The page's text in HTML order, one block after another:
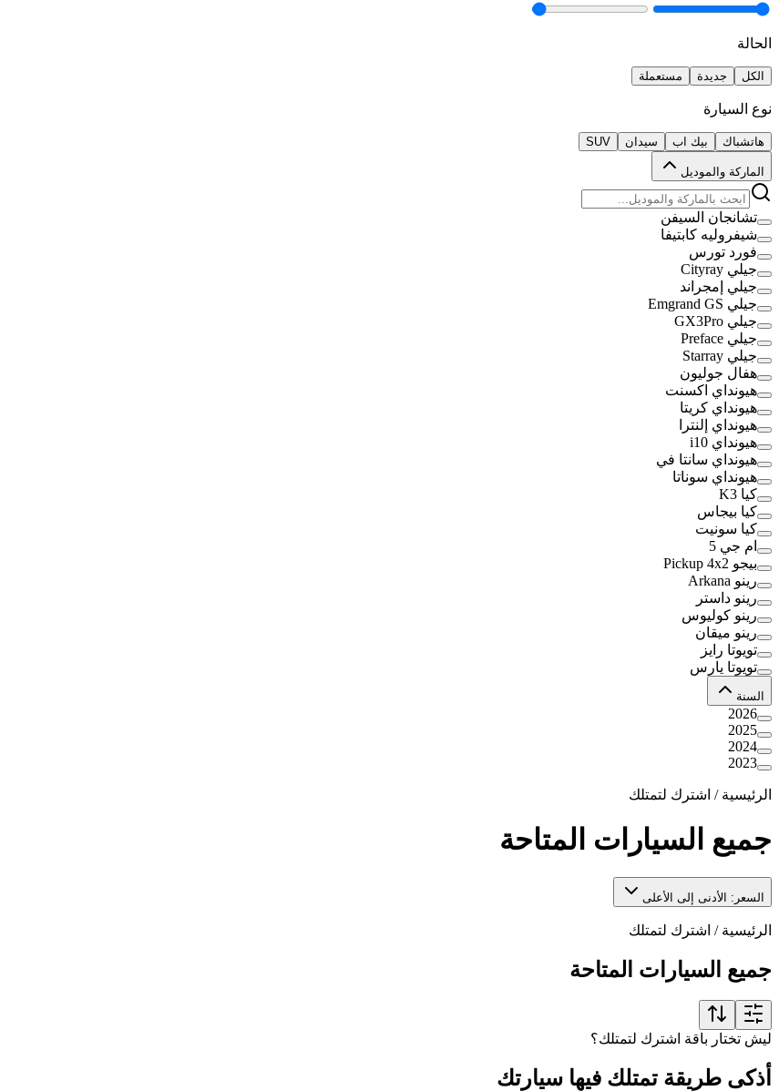
الحالة
الكل جديدة مستعملة
نوع السيارة
هاتشباك بيك اب سيدان SUV
الماركة والموديل
تشانجان السيفن
شيفروليه كابتيفا
فورد تورس
جيلي Cityray
جيلي إمجراند
جيلي Emgrand GS
جيلي GX3Pro
جيلي Preface
جيلي Starray
هفال جوليون
هيونداي اكسنت
هيونداي كريتا
هيونداي إلنترا
هيونداي i10
هيونداي سانتا في
هيونداي سوناتا
كيا K3
كيا بيجاس
كيا سونيت
ام جي 5
بيجو Pickup 4x2
رينو Arkana
رينو داستر
رينو كوليوس
رينو ميقان
تويوتا رايز
تويوتا يارس
السنة
2026
2025
2024
2023
الرئيسية / اشترك لتمتلك
جميع السيارات المتاحة
السعر: الأدنى إلى الأعلى
الرئيسية / اشترك لتمتلك
جميع السيارات المتاحة
ليش تختار باقة اشترك لتمتلك؟
أذكى طريقة تمتلك فيها سيارتك